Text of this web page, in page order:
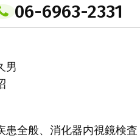
06-6963-2331
患全般、消化器内視鏡検査